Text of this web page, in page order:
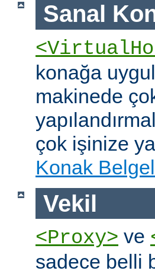
Sanal
konağa
makinede
çok işinize
Konak
Vekil
<Proxy> ve
sadece belli